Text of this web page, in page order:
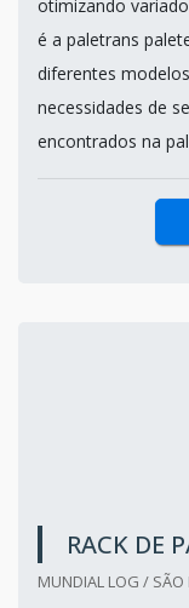
otimizando
é a paletrans
diferentes
necessidades de
encontrados na
RACK DE
MUNDIAL LOG / SÃO